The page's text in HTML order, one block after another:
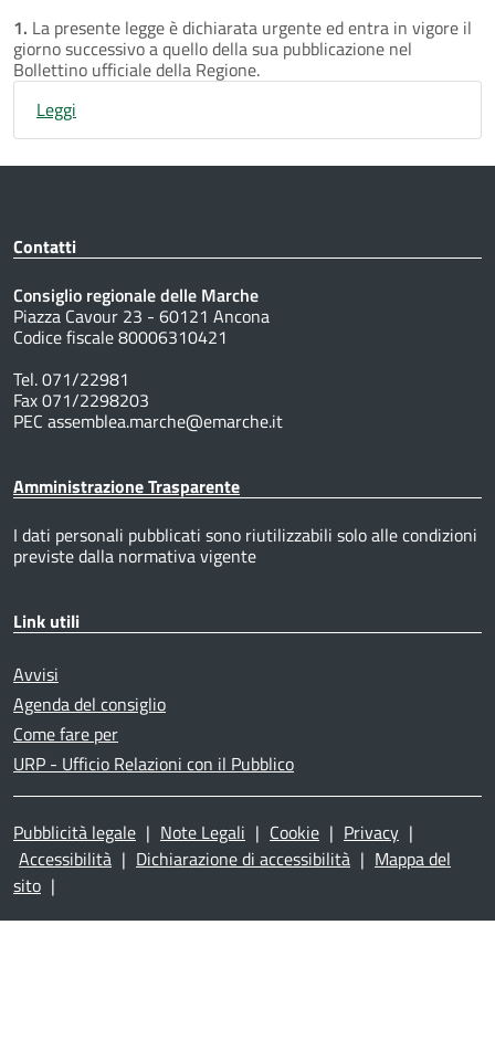
1. La presente legge è dichiarata urgente ed entra in vigore il
giorno successivo a quello della sua pubblicazione nel
Bollettino ufficiale della Regione.
Leggi
Contatti
Consiglio regionale delle Marche
Piazza Cavour 23 - 60121 Ancona
Codice fiscale 80006310421
Tel. 071/22981
Fax 071/2298203
PEC assemblea.marche@emarche.it
Amministrazione Trasparente
I dati personali pubblicati sono riutilizzabili solo alle condizioni
previste dalla normativa vigente
Link utili
Avvisi
Agenda del consiglio
Come fare per
URP - Ufficio Relazioni con il Pubblico
Pubblicità legale | Note Legali | Cookie | Privacy |
Accessibilità | Dichiarazione di accessibilità | Mappa del
sito |